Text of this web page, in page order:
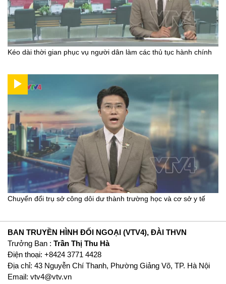
Kéo dài thời gian phục vụ người dân làm các thủ tục hành chính
Chuyển đổi trụ sở công dôi dư thành trường học và cơ sở y tế
BAN TRUYỀN HÌNH ĐỐI NGOẠI (VTV4), ĐÀI THVN
Trưởng Ban : Trần Thị Thu Hà
Ðiện thoại: +8424 3771 4428
Địa chỉ: 43 Nguyễn Chí Thanh, Phường Giảng Võ, TP. Hà Nội
Email: vtv4@vtv.vn